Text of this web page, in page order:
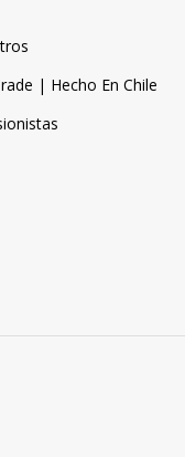
| Hecho En Chile